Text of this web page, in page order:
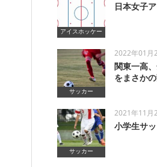
アイスホッケー
日本女子
サッカー
2022年01月
関東一高
をまさか
サッカー
2021年11月
小学生サ